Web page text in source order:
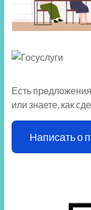
Есть
или знаете, как
Написать о